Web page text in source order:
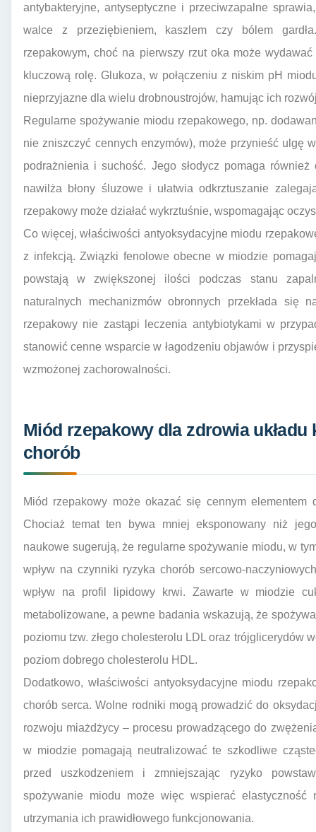
antybakteryjne, antyseptyczne i przeciwzapalne
walce z przeziębieniem, kaszlem czy bólem
rzepakowym, choć na pierwszy rzut oka może
kluczową rolę. Glukoza, w połączeniu z niskim pH
nieprzyjazne dla wielu drobnoustrojów, hamując ich
Regularne spożywanie miodu rzepakowego, np.
nie zniszczyć cennych enzymów), może przynieść ulgę
podrażnienia i suchość. Jego słodycz pomaga
nawilża błony śluzowe i ułatwia odkrztuszanie
rzepakowy może działać wykrztuśnie, wspomagając
Co więcej, właściwości antyoksydacyjne miodu
z infekcją. Związki fenolowe obecne w miodzie
powstają w zwiększonej ilości podczas stanu
naturalnych mechanizmów obronnych przekłada się
rzepakowy nie zastąpi leczenia antybiotykami w
stanowić cenne wsparcie w łagodzeniu objawów i
wzmożonej zachorowalności.
Miód rzepakowy dla zdrowia
chorób
Miód rzepakowy może okazać się cennym elementem
Chociaż temat ten bywa mniej eksponowany niż
naukowe sugerują, że regularne spożywanie miodu, w
wpływ na czynniki ryzyka chorób sercowo-
wpływ na profil lipidowy krwi. Zawarte w miodzie
metabolizowane, a pewne badania wskazują, że
poziomu tzw. złego cholesterolu LDL oraz trójglicerydów
poziom dobrego cholesterolu HDL.
Dodatkowo, właściwości antyoksydacyjne miodu
chorób serca. Wolne rodniki mogą prowadzić do
rozwoju miażdżycy – procesu prowadzącego do
w miodzie pomagają neutralizować te szkodliwe
przed uszkodzeniem i zmniejszając ryzyko
spożywanie miodu może więc wspierać
utrzymania ich prawidłowego funkcjonowania.